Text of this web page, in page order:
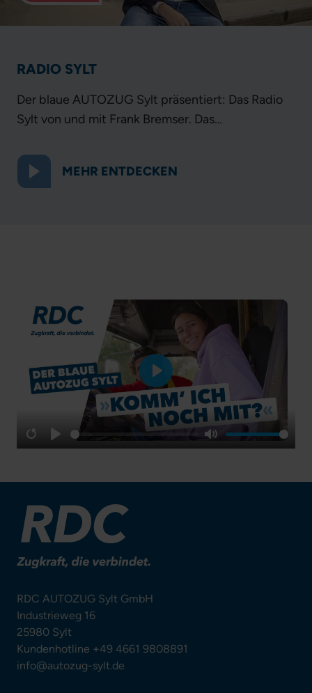
RADIO SYLT
Der blaue AUTOZUG Sylt präsentiert: Das Radio
Sylt von und mit Frank Bremser. Das
ab, wo sie ankommen: Am Autozugterminal in
Niebüll. Aber auch wer in Westerland seine
MEHR ENTDECKEN
RestartPlay Mute
Play
RDC AUTOZUG Sylt GmbH
Industrieweg 16
25980 Sylt
Kundenhotline +49 4661 9808891
info@autozug-sylt.de